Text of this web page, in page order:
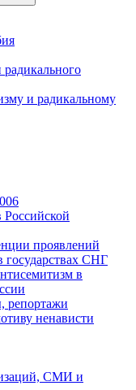
и радикальному
проявлений
государствах СНГ
в
репортажи
ненависти
СМИ и